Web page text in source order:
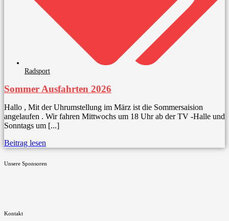
Radsport
Sommer Ausfahrten 2026
Hallo , Mit der Uhrumstellung im März ist die Sommersaision
angelaufen . Wir fahren Mittwochs um 18 Uhr ab der TV -Halle und
Sonntags um [...]
Beitrag lesen
Unsere Sponsoren
Kontakt